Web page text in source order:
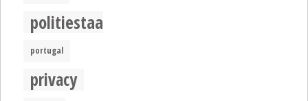
politiestaat
portugal
privacy